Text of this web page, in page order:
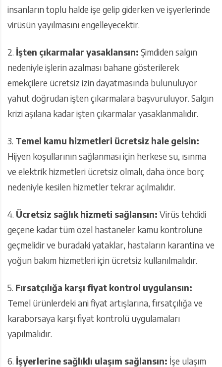
insanların toplu halde işe gelip giderken ve işyerlerinde
virüsün yayılmasını engelleyecektir.
2. İşten çıkarmalar yasaklansın: Şimdiden salgın
nedeniyle işlerin azalması bahane gösterilerek
emekçilere ücretsiz izin dayatmasında bulunuluyor
yahut doğrudan işten çıkarmalara başvuruluyor. Salgın
krizi aşılana kadar işten çıkarmalar yasaklanmalıdır.
3. Temel kamu hizmetleri ücretsiz hale gelsin:
Hijyen koşullarının sağlanması için herkese su, ısınma
ve elektrik hizmetleri ücretsiz olmalı, daha önce borç
nedeniyle kesilen hizmetler tekrar açılmalıdır.
4. Ücretsiz sağlık hizmeti sağlansın: Virüs tehdidi
geçene kadar tüm özel hastaneler kamu kontrolüne
geçmelidir ve buradaki yataklar, hastaların karantina ve
yoğun bakım hizmetleri için ücretsiz kullanılmalıdır.
5. Fırsatçılığa karşı fiyat kontrol uygulansın:
Temel ürünlerdeki ani fiyat artışlarına, fırsatçılığa ve
karaborsaya karşı fiyat kontrolü uygulamaları
yapılmalıdır.
6. İşyerlerine sağlıklı ulaşım sağlansın: İşe ulaşım